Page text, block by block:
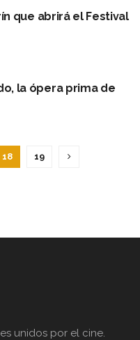
que abrirá el Festival
la ópera prima de
18 19
unidos por el cine.